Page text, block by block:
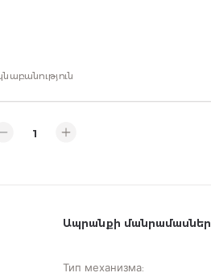
Ապրանքի մանրամասներ
Тип механизма: